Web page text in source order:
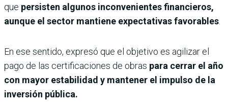
que persisten algunos inconvenientes financieros,
aunque el sector mantiene expectativas favorables
En ese sentido, expresó que el objetivo es agilizar el
pago de las certificaciones de obras para cerrar el año
con mayor estabilidad y mantener el impulso de la
inversión pública.